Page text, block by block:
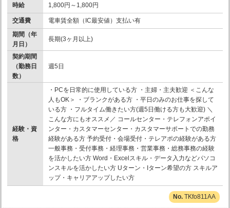
時給 1,800円～1,800円
交通費
電車賃全額（IC最安値）支払い有
期間（年
月日）
長期(3ヶ月以上)
契約期間
（勤務日
数）
週5日
経験・資
格
・PCを日常的に使用している方 ・主婦・主夫歓迎 ＜こんな
人もOK＞ ・ブランクがある方 ・平日のみのお仕事を探して
いる方 ・フルタイム働きたい方(週5日働ける方も大歓迎) ＼
こんな方にもオススメ／ コールセンター・テレフォンアポイ
ンター・カスタマーセンター・カスタマーサポートでの勤務
経験がある方 予約受付・会場受付・テレアポの経験がある方
一般事務・受付事務・経理事務・営業事務・総務事務の経験
を活かしたい方 Word・Excelスキル・データ入力などパソコ
ンスキルを活かしたい方 Uターン・Iターン希望の方 スキルア
ップ・キャリアアップしたい方
TKfo811AA